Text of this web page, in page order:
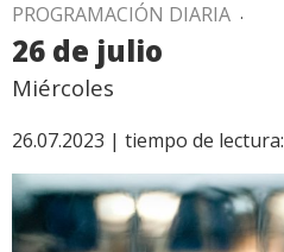
PROGRAMACIÓN DIARIA .
26 de julio
Miércoles
26.07.2023 | tiempo de lectura: